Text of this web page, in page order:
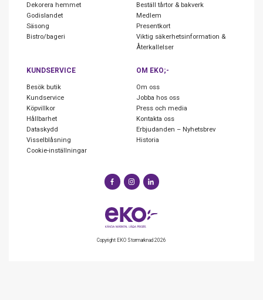
Dekorera hemmet
Godislandet
Säsong
Bistro/bageri
Beställ tårtor & bakverk
Medlem
Presentkort
Viktig säkerhetsinformation &
Återkallelser
KUNDSERVICE
Besök butik
Kundservice
Köpvillkor
Hållbarhet
Dataskydd
Visselblåsning
Cookie-inställningar
OM EKO;-
Om oss
Jobba hos oss
Press och media
Kontakta oss
Erbjudanden – Nyhetsbrev
Historia
Copyright EKO Stormarknad 2026